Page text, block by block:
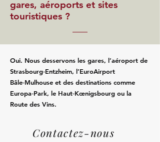
gares, aéroports et sites
touristiques ?
Oui. Nous desservons les gares, l’aéroport de
Strasbourg‑Entzheim, l’EuroAirport
Bâle‑Mulhouse et des destinations comme
Europa‑Park, le Haut‑Kœnigsbourg ou la
Route des Vins.
Contactez-nous